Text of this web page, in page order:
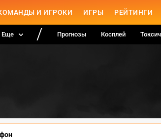
И ИГРОКИ ИГРЫ РЕЙТИНГИ
Еще Прогнозы Косплей